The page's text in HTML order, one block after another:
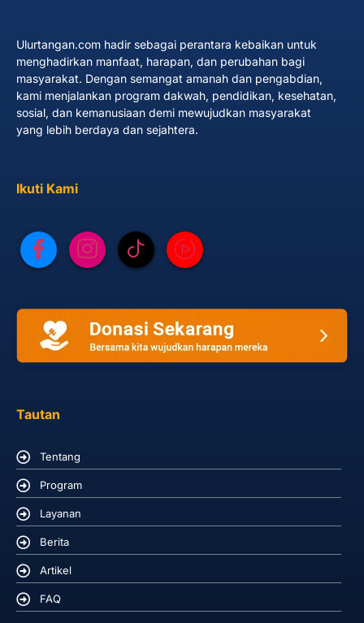
Ulurtangan.com hadir sebagai perantara kebaikan untuk
menghadirkan manfaat, harapan, dan perubahan bagi
masyarakat. Dengan semangat amanah dan pengabdian,
kami menjalankan program dakwah, pendidikan, kesehatan,
sosial, dan kemanusiaan demi mewujudkan masyarakat
yang lebih berdaya dan sejahtera.
Ikuti Kami
Tautan
Tentang
Program
Layanan
Berita
Artikel
FAQ